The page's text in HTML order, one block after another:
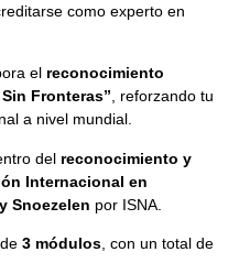
como experto en
el reconocimiento
Fronteras”, reforzando tu
a nivel mundial.
del reconocimiento y
Internacional en
Snoezelen por ISNA.
3 módulos , con un total de